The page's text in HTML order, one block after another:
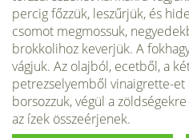
percig főzzük, leszűrjük, és
csomot megmossuk,
brokkolihoz keverjük. A
vágjuk. Az olajból, ecetből, a
petrezselyemből vinaigrette-et
borsozzuk, végül a
az ízek összeérjenek.